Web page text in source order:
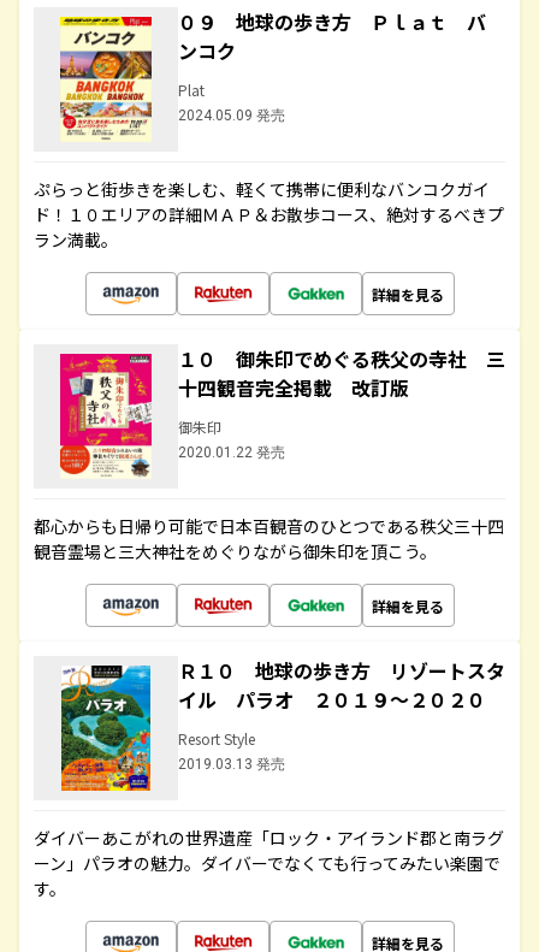
０９ 地球の歩き方 Ｐｌａｔ バ
ンコク
Plat
2024.05.09 発売
ぷらっと街歩きを楽しむ、軽くて携帯に便利なバンコクガイ
ド！１０エリアの詳細ＭＡＰ＆お散歩コース、絶対するべきプ
ラン満載。
詳細を見る
１０ 御朱印でめぐる秩父の寺社 三
十四観音完全掲載 改訂版
御朱印
2020.01.22 発売
都心からも日帰り可能で日本百観音のひとつである秩父三十四
観音霊場と三大神社をめぐりながら御朱印を頂こう。
詳細を見る
Ｒ１０ 地球の歩き方 リゾートスタ
イル パラオ ２０１９～２０２０
Resort Style
2019.03.13 発売
ダイバーあこがれの世界遺産「ロック・アイランド郡と南ラグ
ーン」パラオの魅力。ダイバーでなくても行ってみたい楽園で
す。
詳細を見る